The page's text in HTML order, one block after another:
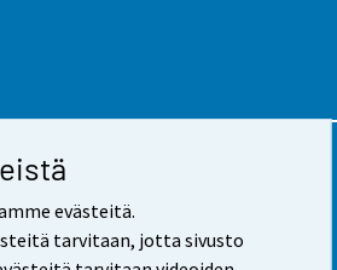
evästeitä.
tarvitaan, jotta sivusto